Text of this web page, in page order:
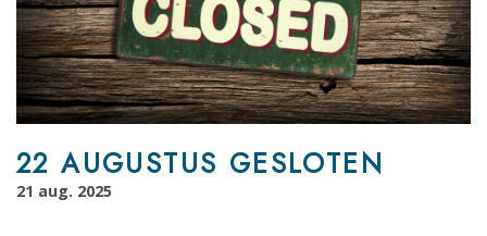
22 AUGUSTUS GESLOTEN
21 aug. 2025